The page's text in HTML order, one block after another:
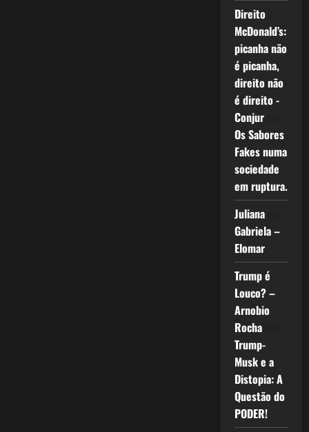
Direito
McDonald’s:
picanha não
é picanha,
direito não
é direito -
Conjurem
Os Sabores
Fakes numa
sociedade
em ruptura.
Julianaem
Gabriela –
Elomar
Trump é
Louco? –
Arnobio
Rochaem
Trump-
Musk e a
Distopia: A
Questão do
PODER!